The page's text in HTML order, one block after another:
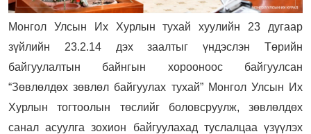
Монгол Улсын Их Хурлын тухай хуулийн 23 дугаар
зүйлийн 23.2.14 дэх заалтыг үндэслэн Төрийн
байгуулалтын байнгын хорооноос байгуулсан
“Зөвлөлдөх зөвлөл байгуулах тухай” Монгол Улсын Их
Хурлын тогтоолын төслийг боловсруулж, зөвлөлдөх
санал асуулга зохион байгуулахад туслалцаа үзүүлэх